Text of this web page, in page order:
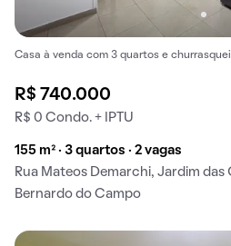
Casa à venda com 3 quartos e
R$ 740.000
R$ 0 Condo. + IPTU
155 m² · 3 quartos · 2 vagas
Rua Mateos Demarchi, Jardim das
Bernardo do Campo